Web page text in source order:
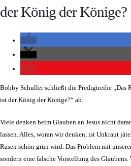
der König der Könige?
Bobby Schuller schließt die Predigtreihe „Das
ist der König der Könige?“ ab.
Viele denken beim Glauben an Jesus nicht
lassen. Alles, woran wir denken, ist Unkraut
Rasen schön grün wird. Das Problem mit
sondern eine falsche Vorstellung des